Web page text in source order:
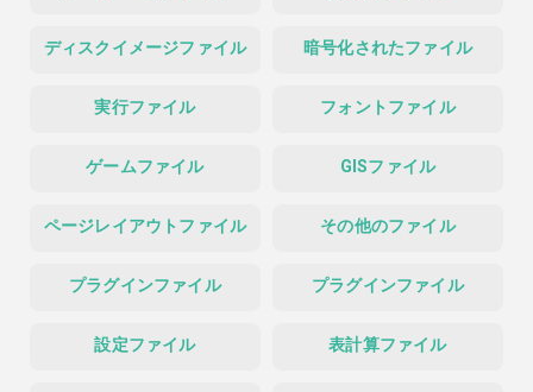
ディスクイメージファイル 暗号化されたファイル
実行ファイル フォントファイル
ゲームファイル GISファイル
ページレイアウトファイル その他のファイル
プラグインファイル プラグインファイル
設定ファイル 表計算ファイル